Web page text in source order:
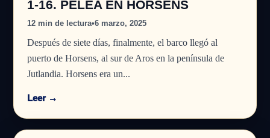
1-16. PELEA EN HORSENS
12 min de lectura•6 marzo, 2025
Después de siete días, finalmente, el barco llegó al
puerto de Horsens, al sur de Aros en la península de
Jutlandia. Horsens era un...
Leer →